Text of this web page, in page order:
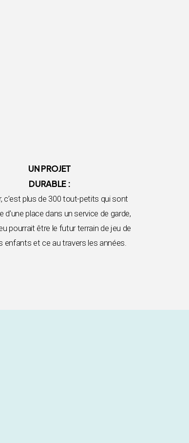
UN PROJET
DURABLE :
c’est plus de 300 tout-petits qui sont
d’une place dans un service de garde,
pourrait être le futur terrain de jeu de
enfants et ce au travers les années.